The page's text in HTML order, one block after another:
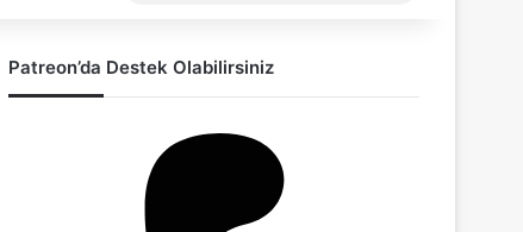
Patreon’da Destek Olabilirsiniz